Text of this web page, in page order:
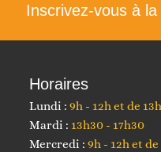
Inscrivez-vous à
Horaires
Lundi : 9h - 12h et de
Mardi : 13h30 - 17h30
Mercredi : 9h - 12h et